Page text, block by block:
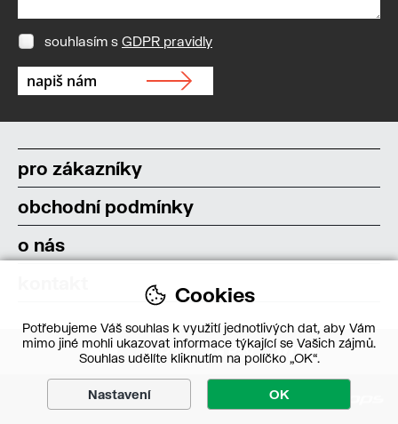
souhlasím s GDPR pravidly
pro zákazníky
obchodní podmínky
o nás
Cookies
Potřebujeme Váš souhlas k využití jednotlivých dat, aby Vám
mimo jiné mohli ukazovat informace týkající se Vašich zájmů.
Souhlas udělíte kliknutím na políčko „OK“.
Nastavení OK